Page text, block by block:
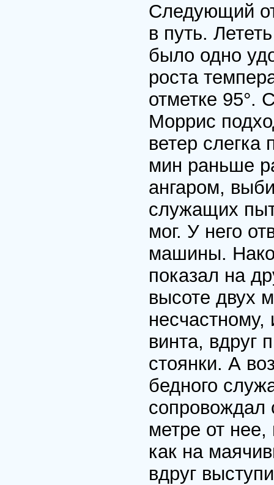
Следующий
в путь.
было одно
роста
отметке 95°.
Моррис
ветер
мин раньше
ангаром,
служащих
мог. У него
машины.
показал на
высоте двух
винта, вдруг
стоянки. А
бедного
сопровождал
метре от нее,
как на
вдруг